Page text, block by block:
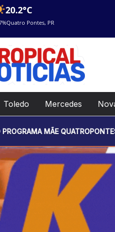
20.2°C
Quatro Pontes, PR
Toledo Mercedes
O